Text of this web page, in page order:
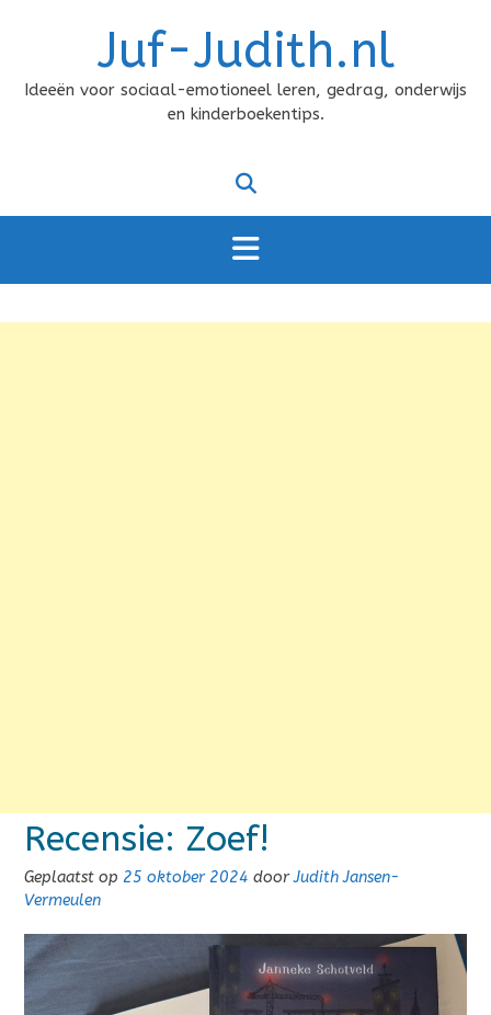
Juf-Judith.nl
Ideeën voor sociaal-emotioneel leren, gedrag, onderwijs
en kinderboekentips.
Recensie: Zoef!
Geplaatst op 25 oktober 2024 doorJudith Jansen-
Vermeulen